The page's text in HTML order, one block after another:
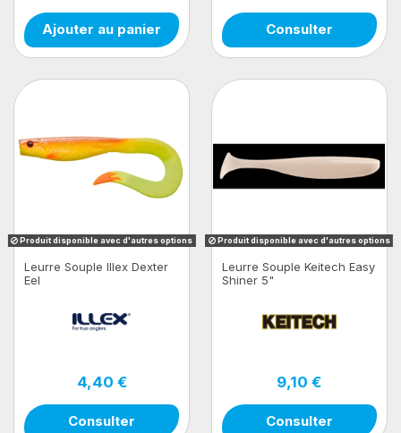
Ajouter au panier Consulter
Produit disponible avec d'autres options
Leurre Souple Illex Dexter
Eel
4,40 €
Consulter
Produit disponible avec d'autres options
Leurre Souple Keitech Easy
Shiner 5"
9,10 €
Consulter